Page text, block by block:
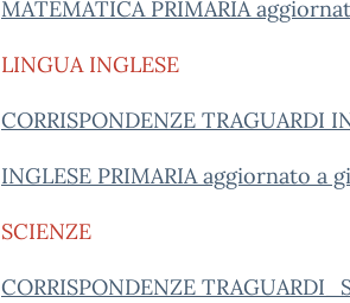
MATEMATICA PRIMARIA
LINGUA INGLESE
CORRISPONDENZE TRAGUARDI
INGLESE PRIMARIA aggiornato a
SCIENZE
CORRISPONDENZE